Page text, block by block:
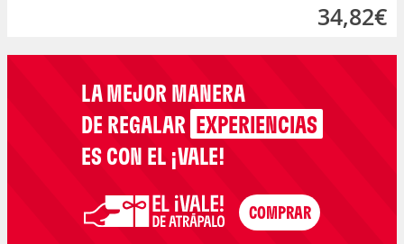
34,82€
LA MEJOR MANERA
DE REGALAR EXPERIENCIAS
ES CON EL ¡VALE!